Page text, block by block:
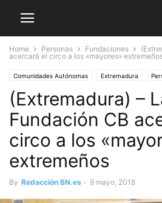
Home Personas Fundaciones
acercará el circo a los «mayores»
Comunidades Autónomas Extremadura
(Extremadura) –
Fundación CB
circo a los
extremeños
By Redacción BN.es - 9 mayo, 2018